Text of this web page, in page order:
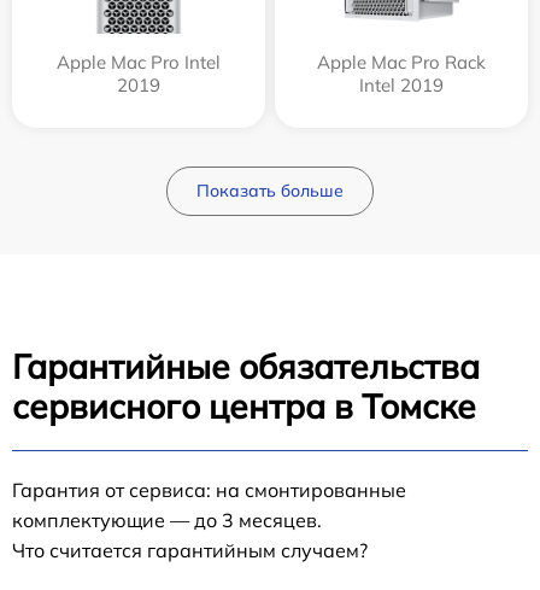
Apple Mac Pro Intel
2019
Apple Mac Pro Rack
Intel 2019
Показать больше
Гарантийные обязательства
сервисного центра в Томске
Гарантия от сервиса: на смонтированные
комплектующие — до 3 месяцев.
Что считается гарантийным случаем?